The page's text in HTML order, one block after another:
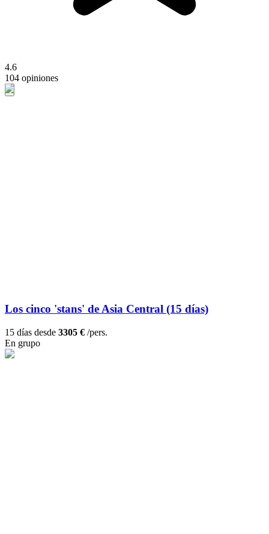
4.6
104 opiniones
Los cinco 'stans' de Asia Central (15 días)
15 días desde 3305 € /pers.
En grupo